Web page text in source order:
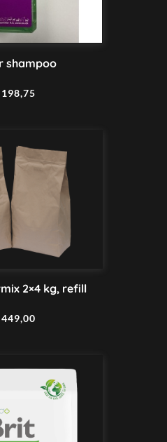
shampoo
198,75
2×4 kg, refill
449,00